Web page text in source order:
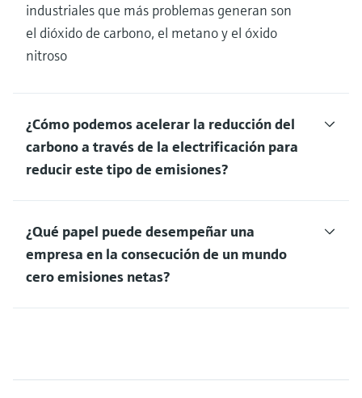
industriales que más problemas generan son
el dióxido de carbono, el metano y el óxido
nitroso
¿Cómo podemos acelerar la reducción del
carbono a través de la electrificación para
reducir este tipo de emisiones?
¿Qué papel puede desempeñar una
empresa en la consecución de un mundo
cero emisiones netas?